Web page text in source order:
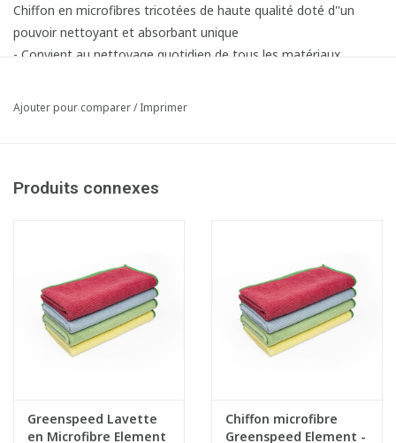
Chiffon en microfibres tricotées de haute qualité doté d''un
pouvoir nettoyant et absorbant unique
- Convient au nettoyage quotidien de tous les matériaux
- Lavable à 90°C Grâce à la finition à double ourlet, le chiffon
Ajouter pour comparer/Imprimer
Produits connexes
Greenspeed Lavette
en Microfibre Element
Chiffon microfibre
Greenspeed Element -